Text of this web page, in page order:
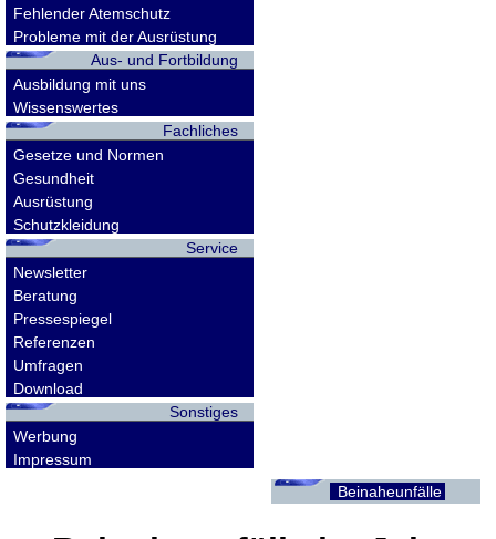
Fehlender Atemschutz
Probleme mit der Ausrüstung
Aus- und Fortbildung
Ausbildung mit uns
Wissenswertes
Fachliches
Gesetze und Normen
Gesundheit
Ausrüstung
Schutzkleidung
Service
Newsletter
Beratung
Pressespiegel
Referenzen
Umfragen
Download
Sonstiges
Werbung
Impressum
Beinaheunfälle